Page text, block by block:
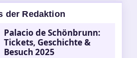
der Redaktion
Palacio de Schönbrunn:
Tickets, Geschichte &
Besuch 2025